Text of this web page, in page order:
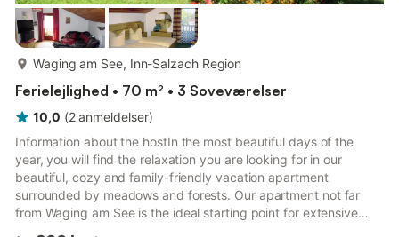
mere...
Waging am See, Inn-Salzach Region
Ferielejlighed • 70 m² • 3 Soveværelser
10,0 (2 anmeldelser)
Information about the hostIn the most beautiful days of the
year, you will find the relaxation you are looking for in our
beautiful, cozy and family-friendly vacation apartment
surrounded by meadows and forests. Our apartment not far
from Waging am See is the ideal starting point for extensive